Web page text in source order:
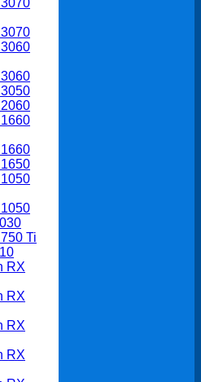
Ti
RX
RX
RX
RX